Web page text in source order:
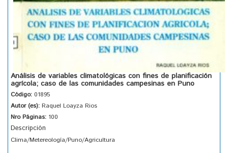
Análisis de variables climatológicas con fines de planificación
agrícola; caso de las comunidades campesinas en Puno
Código: 01895
Autor (es): Raquel Loayza Rios
Nro Páginas: 100
Descripción
Clima/Metereología/Puno/Agricultura